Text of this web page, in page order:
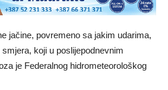
jačine, povremeno sa jakim udarima,
koji u poslijepodnevnim
je Federalnog hidrometeorološkog